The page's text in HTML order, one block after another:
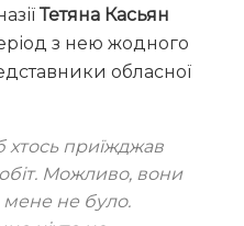
Тетяна Касьян
з нею жодного
обласної
хтось приїжджав
Можливо, вони
не було.